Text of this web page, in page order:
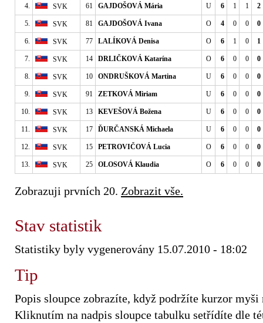
4. SVK 61 GAJDOŠOVÁ Mária U 6 1 1 2
5. SVK 81 GAJDOŠOVÁ Ivana O 4 0 0 0
6. SVK 77 LALÍKOVÁ Denisa O 6 1 0 1
7. SVK 14 DRLIČKOVÁ Katarína O 6 0 0 0
8. SVK 10 ONDRUŠKOVÁ Martina U 6 0 0 0
9. SVK 91 ZETKOVÁ Miriam U 6 0 0 0
10. SVK 13 KEVEŠOVÁ Božena U 6 0 0 0
11. SVK 17 ĎURČANSKÁ Michaela U 6 0 0 0
12. SVK 15 PETROVIČOVÁ Lucia O 6 0 0 0
13. SVK 25 OLOSOVÁ Klaudia O 6 0 0 0
Zobrazuji prvních 20. Zobrazit vše.
Stav statistik
Statistiky byly vygenerovány 15.07.2010 - 18:02
Tip
Popis sloupce zobrazíte, když podržíte kurzor myši
Kliknutím na nadpis sloupce tabulku setřídíte dle